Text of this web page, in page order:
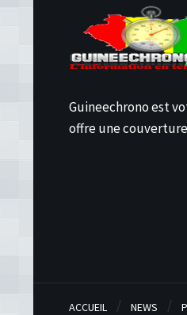
Guineechrono est
offre une
ACCUEIL NEWS